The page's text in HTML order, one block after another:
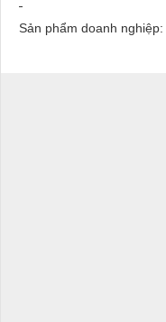
Sản phẩm doanh nghiệp: